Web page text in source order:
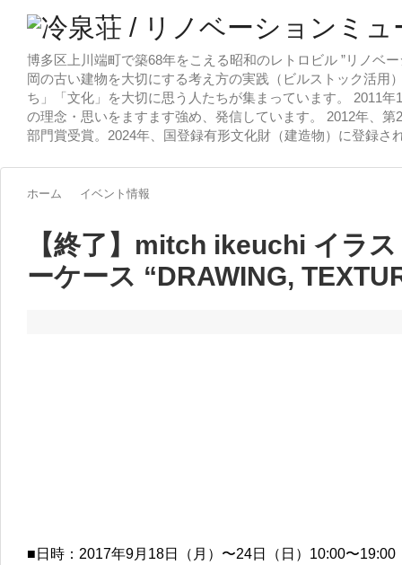
博多区上川端町で築68年をこえる昭和のレトロビル ”リノベ
岡の古い建物を大切にする考え方の実践（ビルストック活用
ち」「文化」を大切に思う人たちが集まっています。 2011
の理念・思いをますます強め、発信しています。 2012年、
部門賞受賞。2024年、国登録有形文化財（建造物）に登録さ
ホーム イベント情報
【終了】mitch ikeuchi イラ
ーケース “DRAWING,
■日時：2017年9月18日（月）〜24日（日）10:00〜19:00